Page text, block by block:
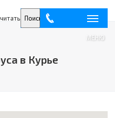
МЕНЮ
Поиск
в Курье